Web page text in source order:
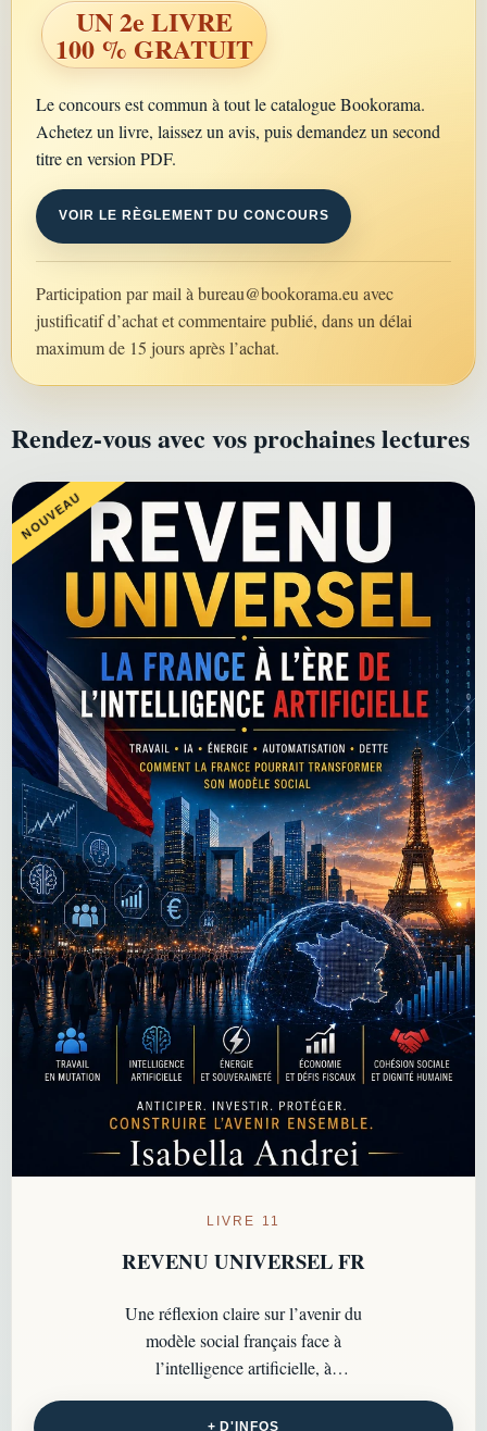
UN 2e LIVRE
100 % GRATUIT
Le concours est commun à tout le catalogue Bookorama.
Achetez un livre, laissez un avis, puis demandez un second
titre en version PDF.
VOIR LE RÈGLEMENT DU CONCOURS
Participation par mail àbureau@bookorama.eu avec
justificatif d’achat et commentaire publié, dans un délai
maximum de 15 jours après l’achat.
Rendez-vous avec vos prochaines lectures
NOUVEAU
LIVRE 11
REVENU UNIVERSEL FR
Une réflexion claire sur l’avenir du
modèle social français face à
l’intelligence artificielle, à
l’énergie et au retour du débat sur
+ D'INFOS